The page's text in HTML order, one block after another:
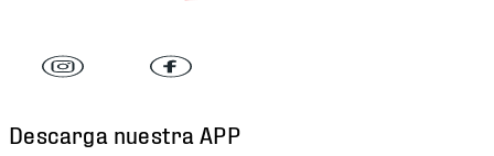
Descarga nuestra APP